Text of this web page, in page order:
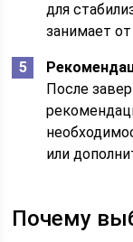
для
занимает
После
или
Почему